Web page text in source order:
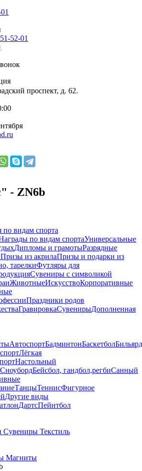
52-01
проспект, д. 62.
- ZN6b
по видам спорта
по видам спортаУниверсальные
Дипломы и грамотыРазрядные
Призы из акрилаПризы и подарки из
тарелкиФутляры для
Сувениры с символикой
ЖивотныеИскусствоКорпоративные
Праздники родов
ГравировкаСувенирыДополненная
АвтоспортБадминтонБаскетболБильярд
Лёгкая
Настольный
СноубордБейсбол, гандбол,регбиСанный
ТанцыТеннисФигурное
Другие виды
ДартсПейнтбол
Сувениры Текстиль
Магниты